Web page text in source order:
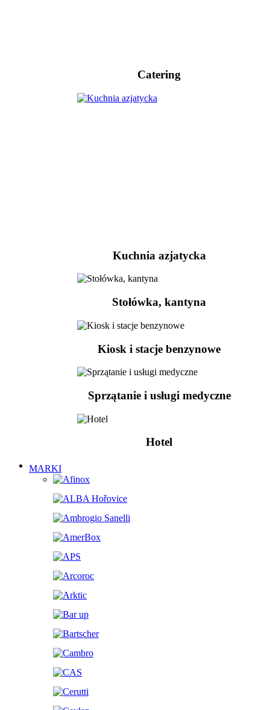
Catering
Kuchnia azjatycka
Stołówka, kantyna
Kiosk i stacje benzynowe
Sprzątanie i usługi medyczne
Hotel
MARKI